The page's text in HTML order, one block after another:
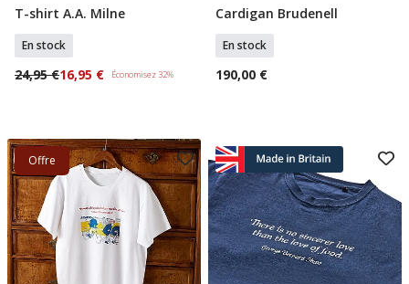
Sélectionner Tailles
T-shirt A.A. Milne
En stock
24,95 €16,95 € Économisez 32%
Ajouter Au Panier
Cardigan Brudenell
En stock
190,00 €
Offre